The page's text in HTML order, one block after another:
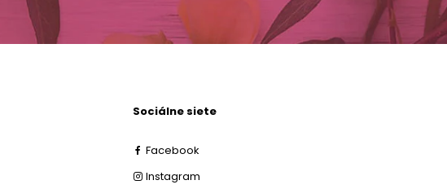
Sociálne siete
Facebook
Instagram